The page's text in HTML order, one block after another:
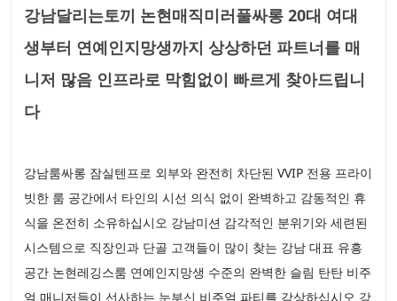
강남달리는토끼 논현매직미러풀싸롱 20대 여대
생부터 연예인지망생까지 상상하던 파트너를 매
니저 많음 인프라로 막힘없이 빠르게 찾아드립니
다
강남룸싸롱 잠실텐프로 외부와 완전히 차단된 VVIP 전용 프라이
빗한 룸 공간에서 타인의 시선 의식 없이 완벽하고 감동적인 휴
식을 온전히 소유하십시오 강남미션 감각적인 분위기와 세련된
시스템으로 직장인과 단골 고객들이 많이 찾는 강남 대표 유흥
공간 논현레깅스룸 연예인지망생 수준의 완벽한 슬림 탄탄 비주
얼 매니저들이 선사하는 눈부신 비주얼 파티를 감상하십시오 강